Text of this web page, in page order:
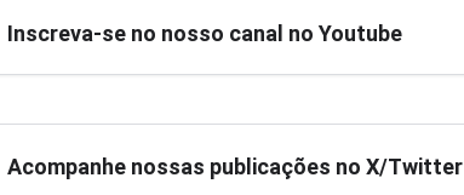
Inscreva-se no nosso canal no Youtube
Acompanhe nossas publicações no X/Twitter